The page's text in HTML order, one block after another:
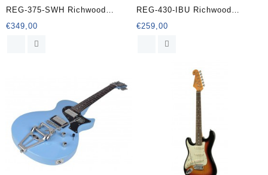
REG-375-SWH Richwood
Master Series elektrische
€349,00
REG-430-IBU Richwood
Master Series elektrische
€259,00